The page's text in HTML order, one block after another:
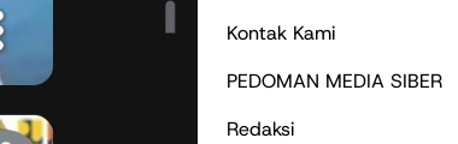
Kontak Kami
PEDOMAN MEDIA SIBER
Redaksi